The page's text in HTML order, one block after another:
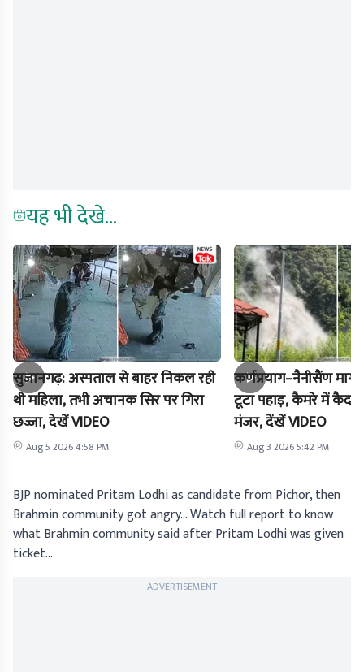
यह भी देखे...
सुजानगढ़: अस्पताल से बाहर निकल रही
थी महिला, तभी अचानक सिर पर गिरा
छज्जा, देखें VIDEO
Aug 5 2026 4:58 PM
कर्णप्रयाग–नैनीसैंण
टूटा पहाड़, कैमरे में कैद
मंजर, देंखें VIDEO
Aug 3 2026 5:42 PM
BJP nominated Pritam Lodhi as candidate from Pichor, then
Brahmin community got angry… Watch full report to know
what Brahmin community said after Pritam Lodhi was given
ticket…
ADVERTISEMENT